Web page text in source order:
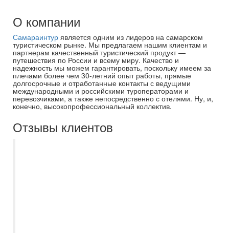
О компании
Самараинтур является одним из лидеров на самарском
туристическом рынке. Мы предлагаем нашим клиентам и
партнерам качественный туристический продукт —
путешествия по России и всему миру. Качество и
надежность мы можем гарантировать, поскольку имеем за
плечами более чем 30-летний опыт работы, прямые
долгосрочные и отработанные контакты с ведущими
международными и российскими туроператорами и
перевозчиками, а также непосредственно с отелями. Ну, и,
конечно, высокопрофессиональный коллектив.
Отзывы клиентов